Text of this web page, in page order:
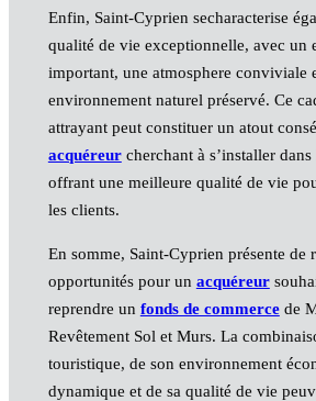
Enfin, Saint-Cyprien secharacterise
qualité de vie exceptionnelle, avec un
important, une atmosphere conviviale
environnement naturel préservé. Ce
attrayant peut constituer un atout
acquéreurcherchant à s’installer
offrant une meilleure qualité de vie
les clients.
En somme, Saint-Cyprien présente de
opportunités pour un acquéreur
reprendre un fonds de commercede
Revêtement Sol et Murs. La
touristique, de son environnement
dynamique et de sa qualité de vie